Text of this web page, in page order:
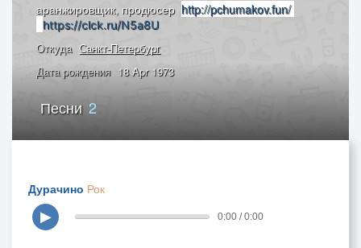
аранжировщик, продюсер http://pchumakov.fun/
https://clck.ru/N5a8U
Откуда Санкт-Петербург
Дата рождения 18 Apr 1973
Песни 2
Дурачино Рок
▶
0:00 / 0:00